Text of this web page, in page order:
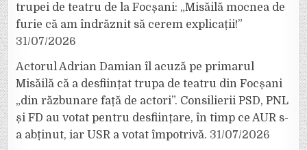
trupei de teatru de la Focșani: „Misăilă mocnea de
furie că am îndrăznit să cerem explicații!”
31/07/2026
Actorul Adrian Damian îl acuză pe primarul
Misăilă că a desființat trupa de teatru din Focșani
„din răzbunare față de actori”. Consilierii PSD, PNL
și FD au votat pentru desființare, în timp ce AUR s-
a abținut, iar USR a votat împotrivă. 31/07/2026